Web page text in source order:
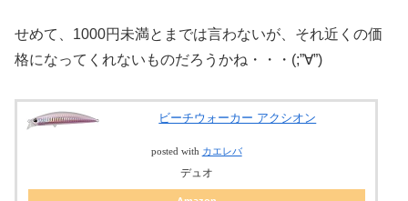
せめて、1000円未満とまでは言わないが、それ近くの価
格になってくれないものだろうかね・・・(;”∀”)
ビーチウォーカー アクシオン
posted with カエレバ
デュオ